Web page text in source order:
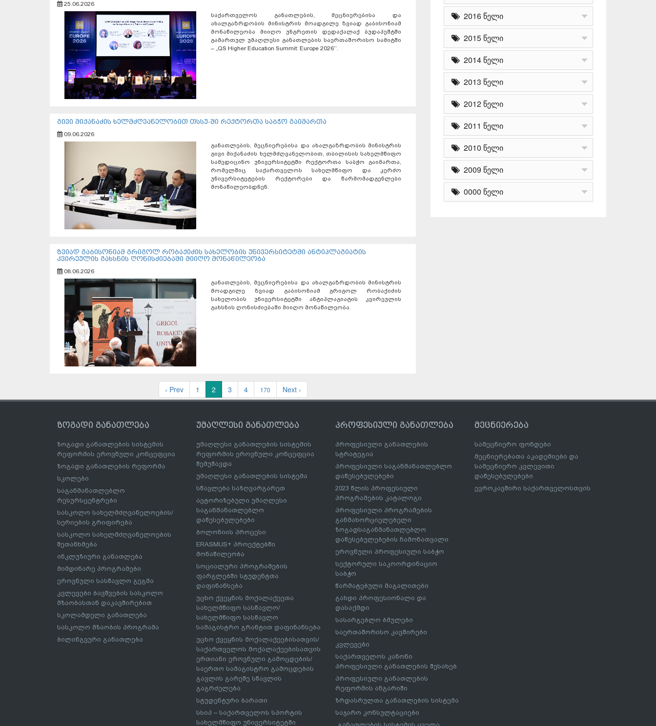
25.06.2026
საქართველოს განათლების, მეცნიერებისა და
ახალგაზრდობის მინისტრის მოადგილე ზვიად გაბისონიამ
მონაწილეობა მიიღო უნგრეთის დედაქალაქ ბუდაპეშტში
გამართულ უმაღლესი განათლების საერთაშორისო სამიტში
– „QS Higher Education Summit: Europe 2026‘‘.
გივი მიქანაძის ხელმძღვანელობით თსსუ-ში რექტორთა საბჭო გაიმართა
09.06.2026
განათლების, მეცნიერებისა და ახალგაზრდობის მინისტრის
გივი მიქანაძის ხელმძღვანელობით, თბილისის სახელმწიფო
სამედიცინო უნივერსიტეტში რექტორთა საბჭო გაიმართა,
რომელშიც საქართველოს სახელმწიფო და კერძო
უნივერსიტეტების რექტორები და წარმომადგენლები
მონაწილეობდნენ.
ზვიად გაბისონიამ გრიგოლ რობაქიძის სახელობის უნივერსიტეტში ანტიპლაგიატის
კვირეულის გახსნის ღონისძიებაში მიიღო მონაწილეობა
08.06.2026
განათლების, მეცნიერებისა და ახალგაზრდობის მინისტრის
მოადგილე ზვიად გაბისონიამ გრიგოლ რობაქიძის
სახელობის უნივერსიტეტში ანტიპლაგიატის კვირეულის
გახსნის ღონისძიებაში მიიღო მონაწილეობა.
‹ Prev 1 2 3 4 170 Next ›
2016 წელი
2015 წელი
2014 წელი
2013 წელი
2012 წელი
2011 წელი
2010 წელი
2009 წელი
0000 წელი
ზოგადი განათლება
ზოგადი განათლების სისტემის
რეფორმის ეროვნული კონცეფცია
ზოგადი განათლების რეფორმა
სკოლები
საგანმანათლებლო
რესურსცენტრები
სასკოლო სახელმძღვანელოების/
სერიების გრიფირება
სასკოლო სახელმძღვანელოების
შეთანხმება
ინკლუზიური განათლება
მიმდინარე პროგრამები
ეროვნული სასწავლო გეგმა
კვლევები ბავშვების სასკოლო
მზაობასთან დაკავშირებით
სკოლამდელი განათლება
სასკოლო მზაობის პროგრამა
ბილინგვური განათლება
უმაღლესი განათლება
უმაღლესი განათლების სისტემის
რეფორმის ეროვნული კონცეფცია
შემუშავდა
უმაღლესი განათლების სისტემა
სწავლება საზღვარგარეთ
ავტორიზებული უმაღლესი
საგანმანათლებლო
დაწესებულებები
ბოლონიის პროცესი
ERASMUS+ პროექტებში
მონაწილეობა
სოციალური პროგრამების
ფარგლებში სტუდენტთა
დაფინანსება
უცხო ქვეყნის მოქალაქეეთა
სახელმწიფო სასწავლო/
სახელმწიფო სასწავლო
სამაგისტრო გრანტით დაფინანსება
უცხო ქვეყნის მოქალაქეებისათვის/
საქართველოს მოქალაქეებისათვის
ერთიანი ეროვნული გამოცდების/
საერთო სამაგისტრო გამოცდების
გავლის გარეშე სწავლის
გაგრძელება
სტუდენტური ბარათი
სსიპ – საქართველოს სპორტის
სახელმწიფო უნივერსიტეტში
პროფესიული განათლება
პროფესიული განათლების
სტრატეგია
პროფესიული საგანმანათლებლო
დაწესებულებები
2023 წლის პროფესიული
პროგრამების კატალოგი
პროფესიული პროგრამების
განმახორციელებელი
ზოგადსაგანმანათლებლო
დაწესებულებების ჩამონათვალი
ეროვნული პროფესიული საბჭო
სექტორული საკოორდინაციო
საბჭო
წარმატებული მაგალითები
გახდი პროფესიონალი და
დასაქმდი
სასარგებლო ბმულები
საერთაშორისო კავშირები
კვლევები
საქართველოს კანონი
პროფესიული განათლების შესახებ
პროფესიული განათლების
რეფორმის ანგარიში
ზრდასრულთა განათლების სისტემა
საჯარო კონსულტაციები
მეცნიერება
სამეცნიერო ფონდები
მეცნიერებათა აკადემიები და
სამეცნიერო კვლევითი
დაწესებულებები
ევროკავშირი საქართველოსთვის